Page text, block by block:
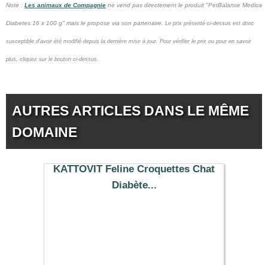
Note : Les animaux de Compagnie ne vend pas directement le produit "PetBalance Medica
Diabetes 16 x 100 g" mais le propose via son partenaire. Le prix présenté ci-dessus est donc
susceptible d'avoir été modifié depuis la dernière mise à jour. Pour vérifier le prix ou pour en savoir
plus, cliquez sur le bouton ci-dessus.
AUTRES ARTICLES DANS LE MÊME
DOMAINE
KATTOVIT Feline Croquettes Chat
Diabète...